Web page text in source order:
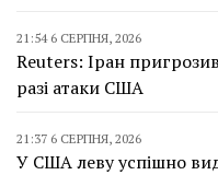
21:54 6 СЕРПНЯ, 2026
Reuters: Іран
разі атаки США
21:37 6 СЕРПНЯ, 2026
У США леву успішно